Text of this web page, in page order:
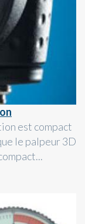
est compact
le palpeur 3D